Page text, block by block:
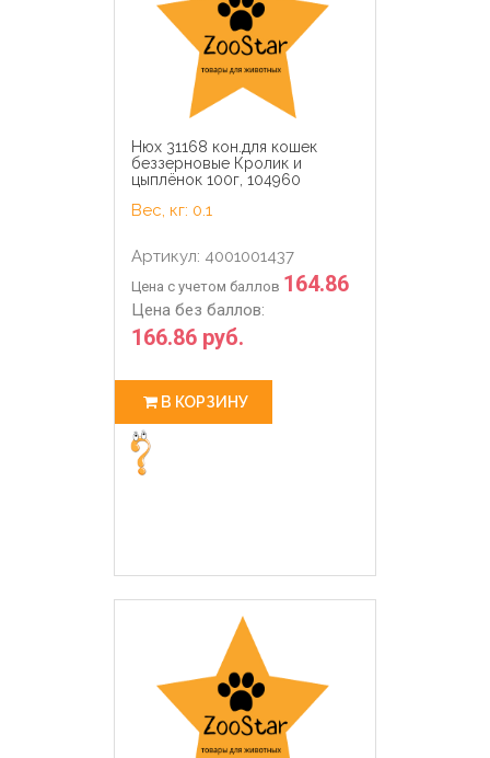
Нюх 31168 кон.для кошек
беззерновые Кролик и
цыплёнок 100г, 104960
Вес, кг: 0.1
Артикул: 4001001437
Цена с учетом баллов 164.86
Цена без баллов:
166.86 руб.
В КОРЗИНУ